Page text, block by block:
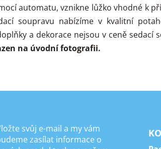
automatu, vznikne lůžko vhodné k
soupravu nabízíme v kvalitní
a dekorace nejsou v ceně sedací
na úvodní fotografii.
svůj e-mail a my vám
zasílat informace o